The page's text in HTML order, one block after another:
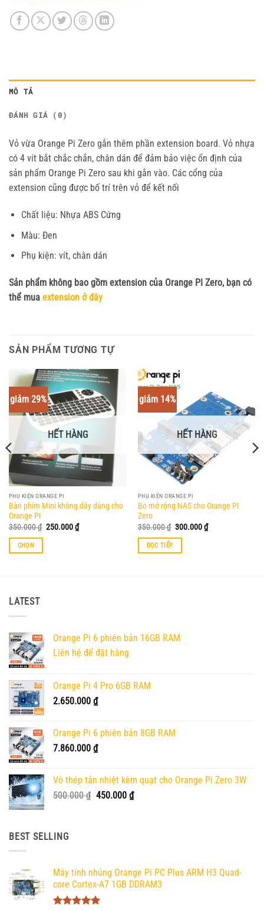
MÔ TẢ
ĐÁNH GIÁ (0)
Vỏ vừa Orange Pi Zero gắn thêm phần extension board. Vỏ nhựa
có 4 vít bắt chắc chắn, chân dán để đảm bảo việc ổn định của
sản phẩm Orange Pi Zero sau khi gắn vào. Các cổng của
extension cũng được bố trí trên vỏ để kết nối
Chất liệu: Nhựa ABS Cứng
Màu: Đen
Phụ kiện: vít, chân dán
Sản phẩm không bao gồm extension của Orange PI Zero, bạn có
thể mua extension ở đây
SẢN PHẨM TƯƠNG TỰ
giảm 29%
HẾT HÀNG
PHỤ KIỆN ORANGE PI
Bàn phím Mini không dây dùng cho
Orange PI
350.000₫ Giá
250.000₫Giá
hiện
CHỌN
có
thể.
Các
tùy
chọn
có
thể
được
trên
trang
sản
giảm 14%
HẾT HÀNG
PHỤ KIỆN ORANGE PI
Bo mở rộng NAS cho Orange PI
Zero
350.000₫ Giá
là:
300.000₫Giá
hiện
ĐỌC TIẾP
LATEST
Orange Pi 6 phiên bản 16GB RAM
Liên hệ để đặt hàng
Orange Pi 4 Pro 6GB RAM
2.650.000 ₫
Orange Pi 6 phiên bản 8GB RAM
7.860.000 ₫
Vỏ thép tản nhiệt kèm quạt cho Orange Pi Zero 3W
500.000₫ Giá
450.000 ₫Giá
BEST SELLING
Máy tính nhúng Orange Pi PC Plus ARM H3 Quad-
core Cortex-A7 1GB DDRAM3